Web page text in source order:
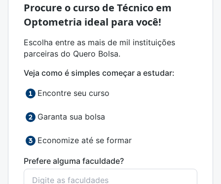
Procure o curso de Técnico em
Optometria ideal para você!
Escolha entre as mais de mil instituições
parceiras do Quero Bolsa.
Veja como é simples começar a estudar:
Encontre seu curso
Garanta sua bolsa
Economize até se formar
Prefere alguma faculdade?